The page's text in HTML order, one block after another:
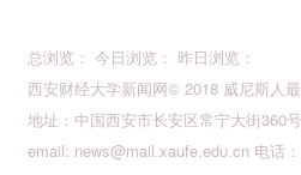
总浏览： 今日浏览： 昨日浏览：
西安财经大学新闻网© 2018 威尼斯人
地址：中国西安市长安区常宁大街360
email: news@mail.xaufe.edu.cn 电话